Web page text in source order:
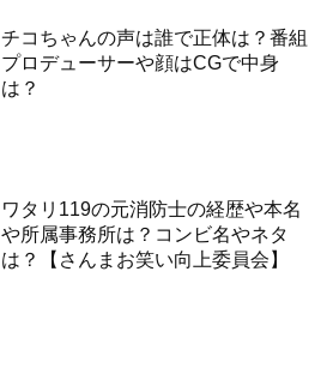
チコちゃんの声は誰で正体は？番組
プロデューサーや顔はCGで中身
は？
ワタリ119の元消防士の経歴や本名
や所属事務所は？コンビ名やネタ
は？【さんまお笑い向上委員会】